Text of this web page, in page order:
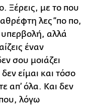
Ξέρεις, με το που
λες “πo πo,
υπερβολή, αλλά
έναν
σου μοιάζει
είμαι και τόσο
απ’ όλα. Και δεν
λόγω